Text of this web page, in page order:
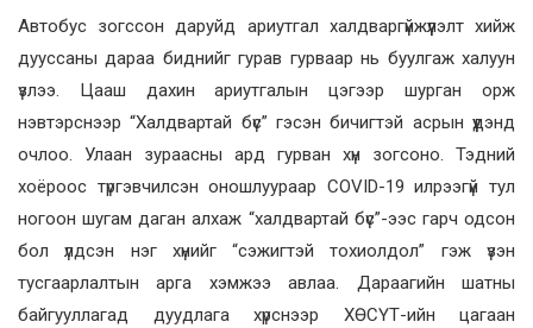
Автобус зогссон даруйд ариутгал халдваргүйжүүлэлт хийж
дууссаны дараа биднийг гурав гурваар нь буулгаж халуун
үзлээ. Цааш дахин ариутгалын цэгээр шурган орж
нэвтэрснээр “Халдвартай бүс” гэсэн бичигтэй асрын үүдэнд
очлоо. Улаан зураасны ард гурван хүн зогсоно. Тэдний
хоёроос түргэвчилсэн оношлуураар COVID-19 илрээгүй тул
ногоон шугам даган алхаж “халдвартай бүс”-ээс гарч одсон
бол үлдсэн нэг хүнийг “сэжигтэй тохиолдол” гэж үзэн
тусгаарлалтын арга хэмжээ авлаа. Дараагийн шатны
байгууллагад дуудлага хүрснээр ХӨСҮТ-ийн цагаан